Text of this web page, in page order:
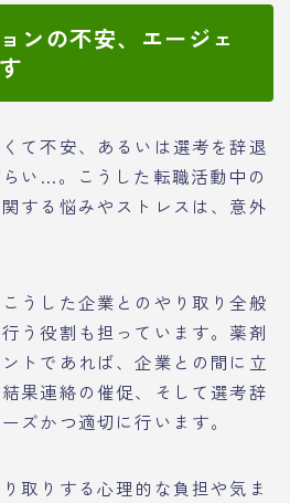
ンの不安、エージェ
て不安、あるいは選考を辞退
い…。こうした転職活動中の
する悩みやストレスは、意外
うした企業とのやり取り全般
う役割も担っています。薬剤
トであれば、企業との間に立
果連絡の催促、そして選考辞
ズかつ適切に行います。
取りする心理的な負担や気ま